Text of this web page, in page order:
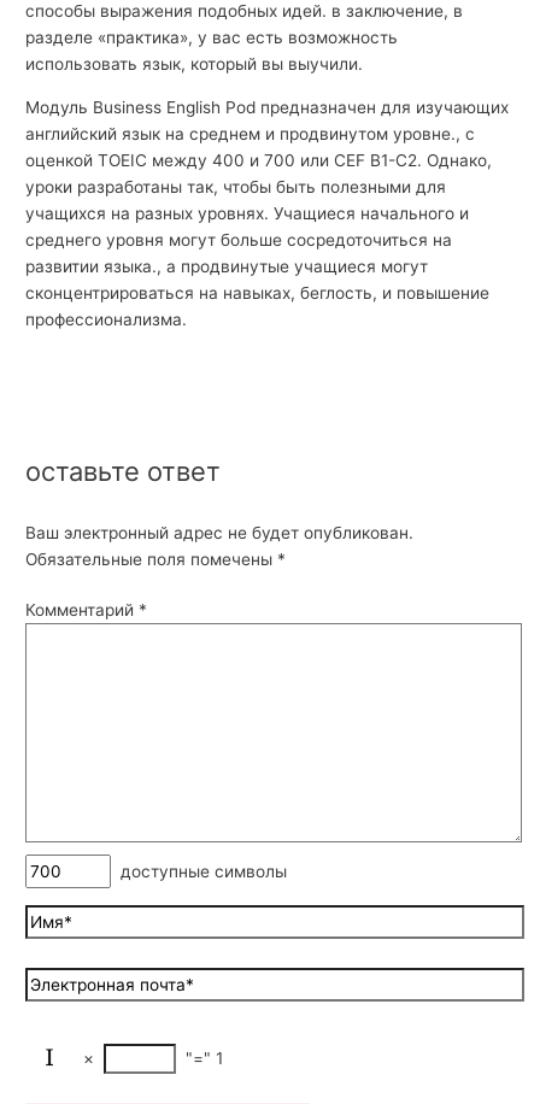
способы выражения подобных идей. в заключение, в
разделе «практика», у вас есть возможность
использовать язык, который вы выучили.
Модуль Business English Pod предназначен для изучающих
английский язык на среднем и продвинутом уровне., с
оценкой TOEIC между 400 и 700 или CEF B1-C2. Однако,
уроки разработаны так, чтобы быть полезными для
учащихся на разных уровнях. Учащиеся начального и
среднего уровня могут больше сосредоточиться на
развитии языка., а продвинутые учащиеся могут
сконцентрироваться на навыках, беглость, и повышение
профессионализма.
оставьте ответ
Ваш электронный адрес не будет опубликован.
Обязательные поля помечены *
Комментарий *
доступные символы
× "=" 1